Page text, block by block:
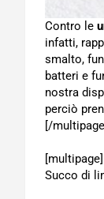
Contro le
infatti,
smalto,
batteri e
nostra
perciò
[/
[multipage]
Succo di